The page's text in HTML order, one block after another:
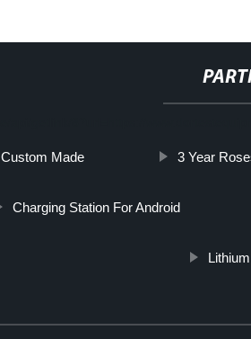
Custom Made 3 Year
Charging Station For Android